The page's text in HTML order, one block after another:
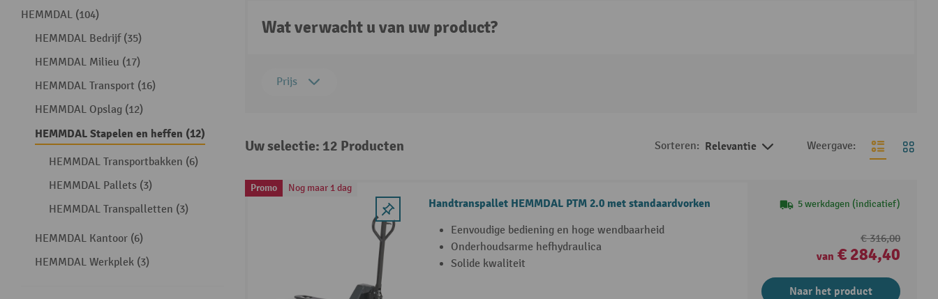
HEMMDAL (104)
HEMMDAL Bedrijf (35)
HEMMDAL Milieu (17)
HEMMDAL Transport (16)
HEMMDAL Opslag (12)
HEMMDAL Stapelen en heffen (12)
HEMMDAL Transportbakken (6)
HEMMDAL Pallets (3)
HEMMDAL Transpalletten (3)
HEMMDAL Kantoor (6)
HEMMDAL Werkplek (3)
Wat verwacht u van uw product?
Prijs
Uw selectie: 12 Producten Sorteren: Relevantie Weergave:
Promo Nog maar 1 dag
Handtranspallet HEMMDAL PTM 2.0 met standaardvorken
Eenvoudige bediening en hoge wendbaarheid
Onderhoudsarme hefhydraulica
Solide kwaliteit
5 werkdagen (indicatief)
€ 316,00
van € 284,40
Naar het product